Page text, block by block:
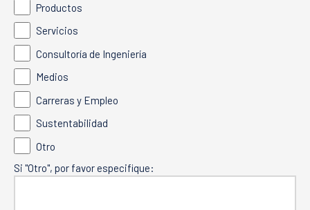
Productos
Servicios
Consultoría de Ingeniería
Medios
Carreras y Empleo
Sustentabilidad
Otro
Si "Otro", por favor especifique: